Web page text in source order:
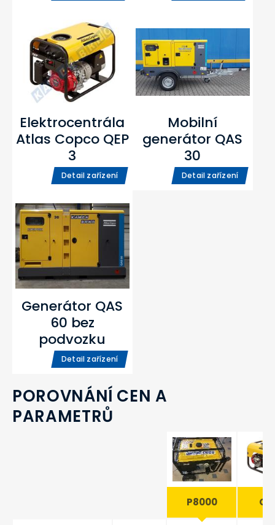
Elektrocentrála
Atlas Copco QEP
3
Detail zařízení
Mobilní
generátor QAS
30
Detail zařízení
Generátor QAS
60 bez
podvozku
Detail zařízení
POROVNÁNÍ CEN A
PARAMETRŮ
P8000